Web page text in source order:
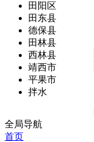
田阳区
田东县
德保县
田林县
西林县
靖西市
平果市
拌水
全局导航
首页